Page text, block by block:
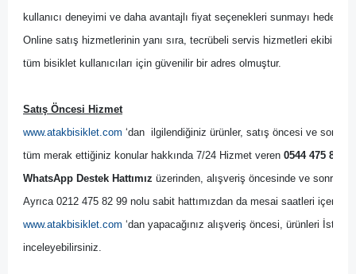
kullanıcı deneyimi ve daha avantajlı fiyat seçenekleri sunmayı
Online satış hizmetlerinin yanı sıra, tecrübeli servis hizmetleri ekibi ile
tüm bisiklet kullanıcıları için güvenilir bir adres olmuştur.
Satış Öncesi Hizmet
www.atakbisiklet.com ‘dan  ilgilendiğiniz ürünler, satış öncesi ve
tüm merak ettiğiniz konular hakkında 7/24 Hizmet veren 0544 475 82
WhatsApp Destek Hattımız üzerinden, alışveriş öncesinde ve
Ayrıca 0212 475 82 99 nolu sabit hattımızdan da mesai saatleri
www.atakbisiklet.com ‘dan yapacağınız alışveriş öncesi, ürünleri
inceleyebilirsiniz.